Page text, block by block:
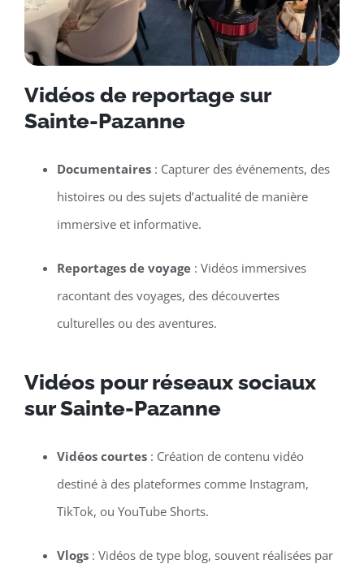
Vidéos de reportage sur
Sainte-Pazanne
Documentaires: Capturer des événements, des
histoires ou des sujets d’actualité de manière
immersive et informative.
Reportages de voyage: Vidéos immersives
racontant des voyages, des découvertes
culturelles ou des aventures.
Vidéos pour réseaux sociaux
sur Sainte-Pazanne
Vidéos courtes: Création de contenu vidéo
destiné à des plateformes comme Instagram,
TikTok, ou YouTube Shorts.
Vlogs: Vidéos de type blog, souvent réalisées par